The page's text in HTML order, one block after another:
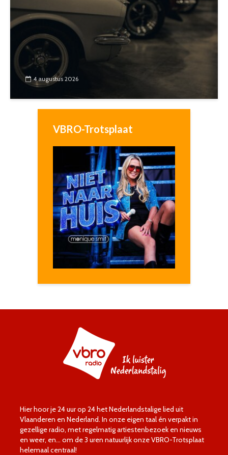
4 augustus 2026
VBRO-Trotsplaat
Hier hoor je 24 uur op 24 het Nederlandstalige lied uit
Vlaanderen en Nederland. In onze eigen taal én verpakt in
gezellige radio, met regelmatig artiestenbezoek en nieuws
en weer, en… om de 3 uren natuurlijk onze VBRO-Trotsplaat
helemaal centraal!